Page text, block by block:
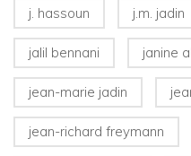
j. hassoun j.m. jadin
jalil bennani janine
jean-marie jadin
jean-richard freymann